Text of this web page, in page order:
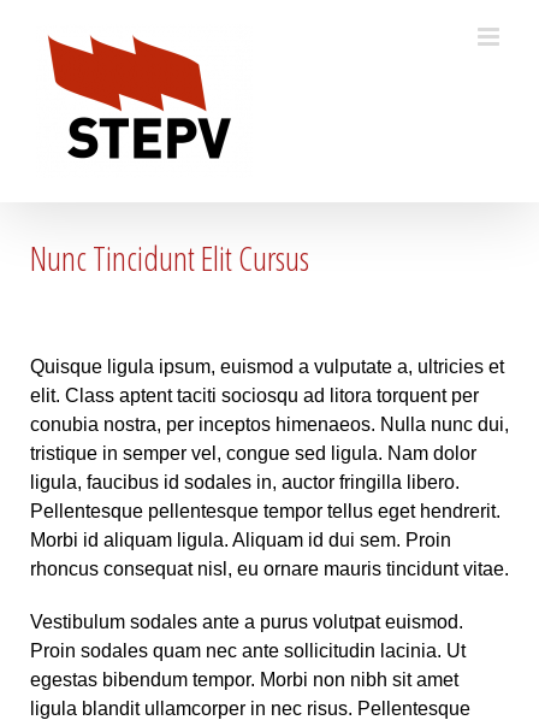
content
Nunc Tincidunt Elit Cursus
Quisque ligula ipsum, euismod a vulputate a, ultricies et
elit. Class aptent taciti sociosqu ad litora torquent per
conubia nostra, per inceptos himenaeos. Nulla nunc dui,
tristique in semper vel, congue sed ligula. Nam dolor
ligula, faucibus id sodales in, auctor fringilla libero.
Pellentesque pellentesque tempor tellus eget hendrerit.
Morbi id aliquam ligula. Aliquam id dui sem. Proin
rhoncus consequat nisl, eu ornare mauris tincidunt vitae.
Vestibulum sodales ante a purus volutpat euismod.
Proin sodales quam nec ante sollicitudin lacinia. Ut
egestas bibendum tempor. Morbi non nibh sit amet
ligula blandit ullamcorper in nec risus. Pellentesque